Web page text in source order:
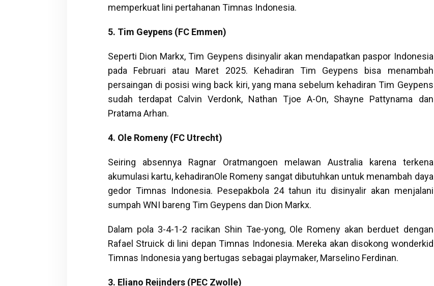
memperkuat lini pertahanan Timnas Indonesia.
5. Tim Geypens (FC Emmen)
Seperti Dion Markx, Tim Geypens disinyalir akan mendapatkan paspor Indonesia
pada Februari atau Maret 2025. Kehadiran Tim Geypens bisa menambah
persaingan di posisi wing back kiri, yang mana sebelum kehadiran Tim Geypens
sudah terdapat Calvin Verdonk, Nathan Tjoe A-On, Shayne Pattynama dan
Pratama Arhan.
4. Ole Romeny (FC Utrecht)
Seiring absennya Ragnar Oratmangoen melawan Australia karena terkena
akumulasi kartu, kehadiranOle Romeny sangat dibutuhkan untuk menambah daya
gedor Timnas Indonesia. Pesepakbola 24 tahun itu disinyalir akan menjalani
sumpah WNI bareng Tim Geypens dan Dion Markx.
Dalam pola 3-4-1-2 racikan Shin Tae-yong, Ole Romeny akan berduet dengan
Rafael Struick di lini depan Timnas Indonesia. Mereka akan disokong wonderkid
Timnas Indonesia yang bertugas sebagai playmaker, Marselino Ferdinan.
3. Eliano Reijnders (PEC Zwolle)